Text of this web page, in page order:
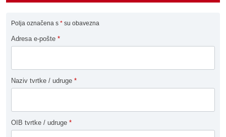
Polja označena s * su obavezna
Adresa e-pošte *
Naziv tvrtke / udruge *
OIB tvrtke / udruge *